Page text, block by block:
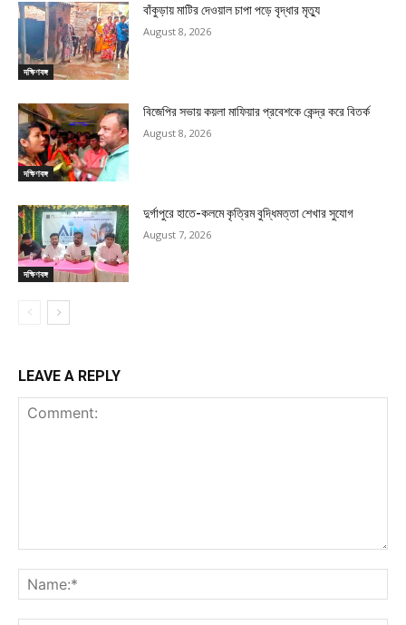
দক্ষিণবঙ্গ
বাঁকুড়ায় মাটির দেওয়াল চাপা পড়ে বৃদ্ধার মৃত্যু
August 8, 2026
দক্ষিণবঙ্গ
বিজেপির সভায় কয়লা মাফিয়ার প্রবেশকে কেন্দ্র করে বিতর্ক
August 8, 2026
দক্ষিণবঙ্গ
দুর্গাপুরে হাতে-কলমে কৃত্রিম বুদ্ধিমত্তা শেখার সুযোগ
August 7, 2026
LEAVE A REPLY